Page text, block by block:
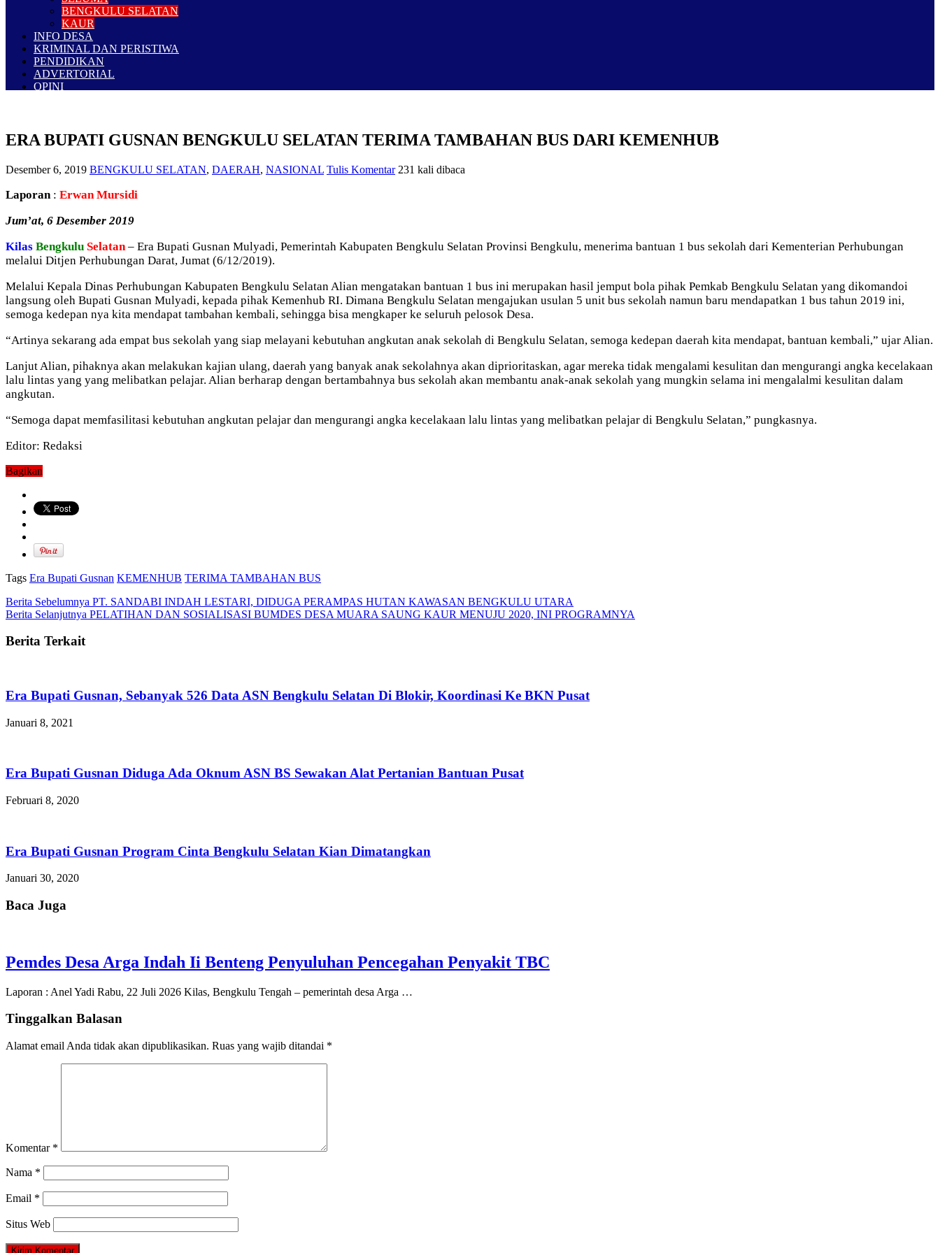
BENGKULU SELATAN
KAUR
INFO DESA
KRIMINAL DAN PERISTIWA
PENDIDIKAN
ADVERTORIAL
OPINI
ERA BUPATI GUSNAN BENGKULU SELATAN TERIMA TAMBAHAN BUS DARI KEMENHUB
Desember 6, 2019 BENGKULU SELATAN, DAERAH, NASIONAL Tulis Komentar 231 kali dibaca
Laporan : Erwan Mursidi
Jum’at, 6 Desember 2019
Kilas Bengkulu Selatan – Era Bupati Gusnan Mulyadi, Pemerintah Kabupaten Bengkulu Selatan Provinsi Bengkulu, menerima bantuan 1 bus sekolah dari Kementerian Perhubungan
melalui Ditjen Perhubungan Darat, Jumat (6/12/2019).
Melalui Kepala Dinas Perhubungan Kabupaten Bengkulu Selatan Alian mengatakan bantuan 1 bus ini merupakan hasil jemput bola pihak Pemkab Bengkulu Selatan yang dikomandoi
langsung oleh Bupati Gusnan Mulyadi, kepada pihak Kemenhub RI. Dimana Bengkulu Selatan mengajukan usulan 5 unit bus sekolah namun baru mendapatkan 1 bus tahun 2019 ini,
semoga kedepan nya kita mendapat tambahan kembali, sehingga bisa mengkaper ke seluruh pelosok Desa.
“Artinya sekarang ada empat bus sekolah yang siap melayani kebutuhan angkutan anak sekolah di Bengkulu Selatan, semoga kedepan daerah kita mendapat, bantuan kembali,” ujar Alian.
Lanjut Alian, pihaknya akan melakukan kajian ulang, daerah yang banyak anak sekolahnya akan diprioritaskan, agar mereka tidak mengalami kesulitan dan mengurangi angka kecelakaan
lalu lintas yang yang melibatkan pelajar. Alian berharap dengan bertambahnya bus sekolah akan membantu anak-anak sekolah yang mungkin selama ini mengalalmi kesulitan dalam
angkutan.
“Semoga dapat memfasilitasi kebutuhan angkutan pelajar dan mengurangi angka kecelakaan lalu lintas yang melibatkan pelajar di Bengkulu Selatan,” pungkasnya.
Editor: Redaksi
Bagikan
Tags Era Bupati Gusnan KEMENHUB TERIMA TAMBAHAN BUS
Berita Sebelumnya PT. SANDABI INDAH LESTARI, DIDUGA PERAMPAS HUTAN KAWASAN BENGKULU UTARA
Berita Selanjutnya PELATIHAN DAN SOSIALISASI BUMDES DESA MUARA SAUNG KAUR MENUJU 2020, INI PROGRAMNYA
Berita Terkait
Era Bupati Gusnan, Sebanyak 526 Data ASN Bengkulu Selatan Di Blokir, Koordinasi Ke BKN Pusat
Januari 8, 2021
Era Bupati Gusnan Diduga Ada Oknum ASN BS Sewakan Alat Pertanian Bantuan Pusat
Februari 8, 2020
Era Bupati Gusnan Program Cinta Bengkulu Selatan Kian Dimatangkan
Januari 30, 2020
Baca Juga
Pemdes Desa Arga Indah Ii Benteng Penyuluhan Pencegahan Penyakit TBC
Laporan : Anel Yadi Rabu, 22 Juli 2026 Kilas, Bengkulu Tengah – pemerintah desa Arga …
Tinggalkan Balasan
Alamat email Anda tidak akan dipublikasikan. Ruas yang wajib ditandai *
Komentar *
Nama *
Email *
Situs Web